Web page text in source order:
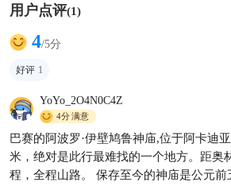
用户点评(1)
4/5分
好评 1
YoYo_2O4N0C4Z
4分满意
巴赛的阿波罗·伊壁鸠鲁神庙,位于阿卡迪
米，绝对是此行最难找的一个地方。距奥
程，全程山路。 保存至今的神庙是公元